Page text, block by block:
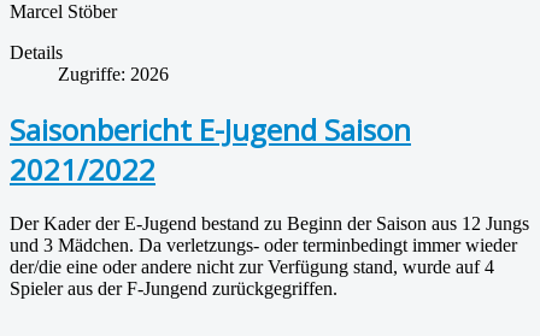
Marcel Stöber
Details
Zugriffe: 2026
Saisonbericht E-Jugend Saison
2021/2022
Der Kader der E-Jugend bestand zu Beginn der Saison aus 12 Jungs
und 3 Mädchen. Da verletzungs- oder terminbedingt immer wieder
der/die eine oder andere nicht zur Verfügung stand, wurde auf 4
Spieler aus der F-Jungend zurückgegriffen.